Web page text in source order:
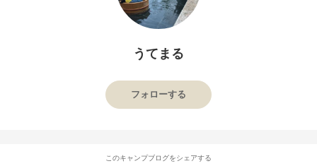
うてまる
フォローする
このキャンプブログをシェアする